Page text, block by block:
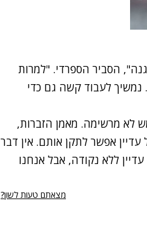
הסביר הספרדי. "למרות
נמשיך לעבוד קשה גם כדי
אפשר לתקן אותם. אין דבר
ללא נקודה, אבל אנחנו
מצאתם טעות לשון?